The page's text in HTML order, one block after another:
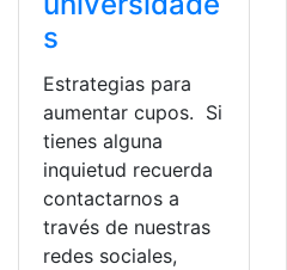
s
Estrategias para
aumentar cupos. Si
tienes alguna
inquietud recuerda
contactarnos a
través de nuestras
redes sociales,